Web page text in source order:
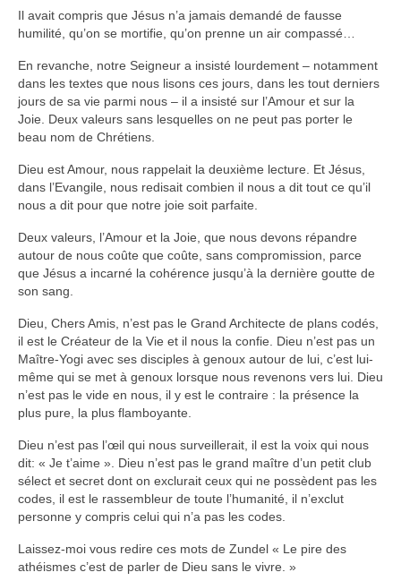
Il avait compris que Jésus n’a jamais demandé de fausse
humilité, qu’on se mortifie, qu’on prenne un air compassé…
En revanche, notre Seigneur a insisté lourdement – notamment
dans les textes que nous lisons ces jours, dans les tout derniers
jours de sa vie parmi nous – il a insisté sur l’Amour et sur la
Joie. Deux valeurs sans lesquelles on ne peut pas porter le
beau nom de Chrétiens.
Dieu est Amour, nous rappelait la deuxième lecture. Et Jésus,
dans l’Evangile, nous redisait combien il nous a dit tout ce qu’il
nous a dit pour que notre joie soit parfaite.
Deux valeurs, l’Amour et la Joie, que nous devons répandre
autour de nous coûte que coûte, sans compromission, parce
que Jésus a incarné la cohérence jusqu’à la dernière goutte de
son sang.
Dieu, Chers Amis, n’est pas le Grand Architecte de plans codés,
il est le Créateur de la Vie et il nous la confie. Dieu n’est pas un
Maître-Yogi avec ses disciples à genoux autour de lui, c’est lui-
même qui se met à genoux lorsque nous revenons vers lui. Dieu
n’est pas le vide en nous, il y est le contraire : la présence la
plus pure, la plus flamboyante.
Dieu n’est pas l’œil qui nous surveillerait, il est la voix qui nous
dit: « Je t’aime ». Dieu n’est pas le grand maître d’un petit club
sélect et secret dont on exclurait ceux qui ne possèdent pas les
codes, il est le rassembleur de toute l’humanité, il n’exclut
personne y compris celui qui n’a pas les codes.
Laissez-moi vous redire ces mots de Zundel « Le pire des
athéismes c’est de parler de Dieu sans le vivre. »